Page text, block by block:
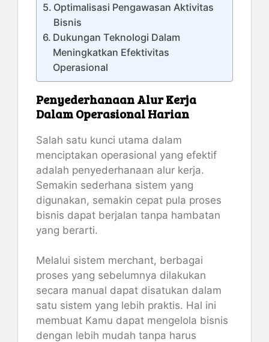
Optimalisasi Pengawasan Aktivitas
Bisnis
Dukungan Teknologi Dalam
Meningkatkan Efektivitas
Operasional
Penyederhanaan Alur Kerja
Dalam Operasional Harian
Salah satu kunci utama dalam
menciptakan operasional yang efektif
adalah penyederhanaan alur kerja.
Semakin sederhana sistem yang
digunakan, semakin cepat pula proses
bisnis dapat berjalan tanpa hambatan
yang berarti.
Melalui sistem merchant, berbagai
proses yang sebelumnya dilakukan
secara manual dapat disatukan dalam
satu sistem yang lebih praktis. Hal ini
membuat Kamu dapat mengelola bisnis
dengan lebih mudah tanpa harus